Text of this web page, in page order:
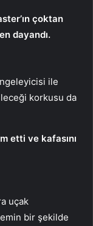
çoktan
dayandı.
ile
korkusu da
etti ve kafasını
uçak
bir şekilde